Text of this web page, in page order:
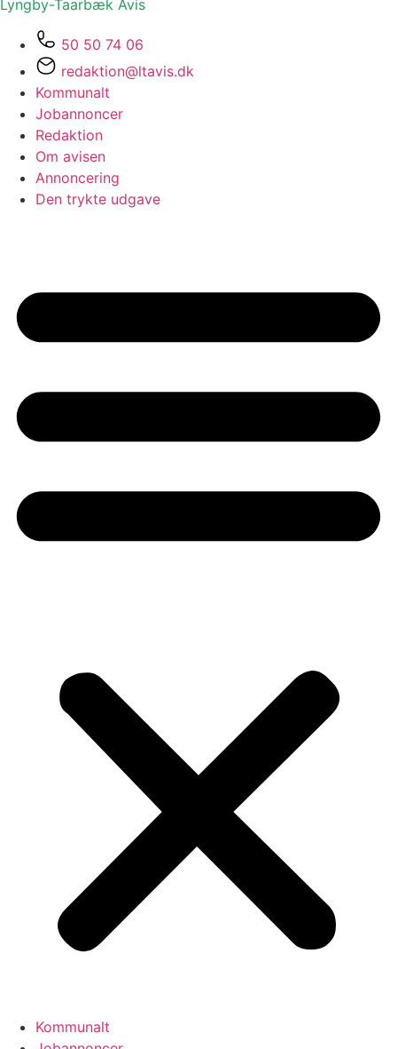
Lyngby-Taarbæk Avis
50 50 74 06
redaktion@ltavis.dk
Kommunalt
Jobannoncer
Redaktion
Om avisen
Annoncering
Den trykte udgave
Kommunalt